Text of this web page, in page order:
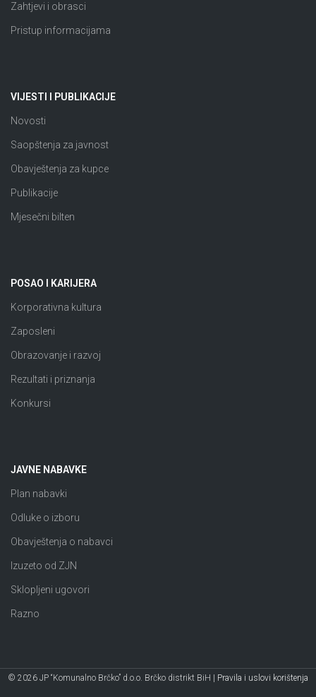
Zahtjevi i obrasci
Pristup informacijama
VIJESTI I PUBLIKACIJE
Novosti
Saopštenja za javnost
Obavještenja za kupce
Publikacije
Mjesečni bilten
POSAO I KARIJERA
Korporativna kultura
Zaposleni
Obrazovanje i razvoj
Rezultati i priznanja
Konkursi
JAVNE NABAVKE
Plan nabavki
Odluke o izboru
Obavještenja o nabavci
Izuzeto od ZJN
Sklopljeni ugovori
Razno
© 2026 JP “Komunalno Brčko” d.o.o. Brčko distrikt BiH | Pravila i uslovi korištenja